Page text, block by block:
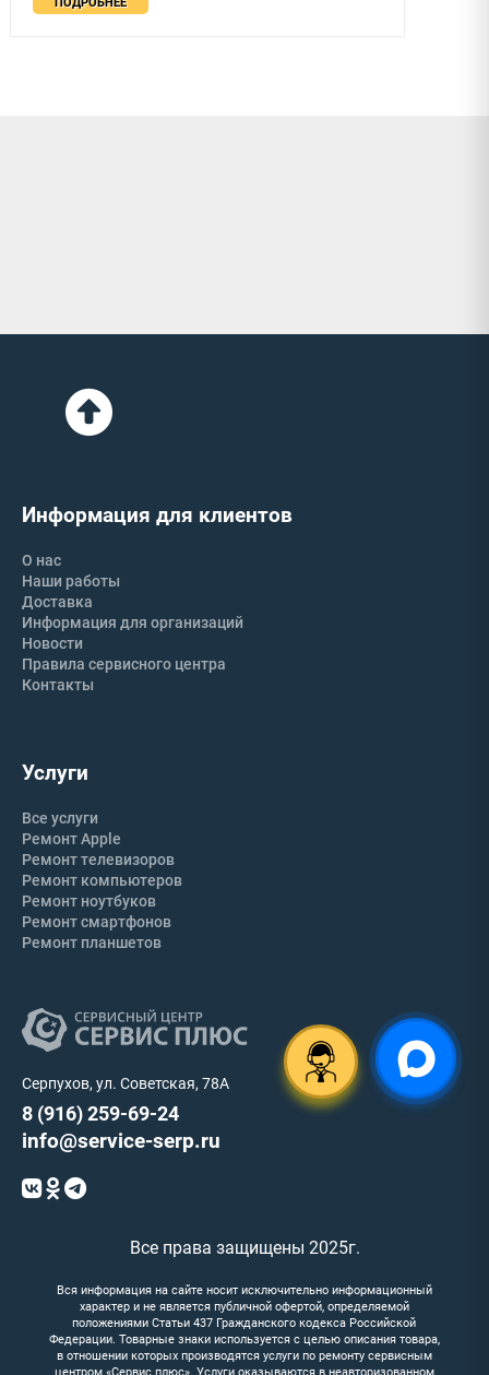
Серпухов, ул. Советская, 78А
8 (916) 259-69-24
info@service-serp.ru
Услуги
Все услуги
Ремонт Apple
Ремонт телевизоров
Ремонт компьютеров
Ремонт ноутбуков
Ремонт смартфонов
Ремонт планшетов
Информация для клиентов
О нас
Наши работы
Доставка
Информация для организаций
Новости
Правила сервисного центра
Контакты
Все права защищены 2025г.
Вся информация на сайте носит исключительно информационный
характер и не является публичной офертой, определяемой
положениями Статьи 437 Гражданского кодекса Российской
Федерации. Товарные знаки используется с целью описания товара,
в отношении которых производятся услуги по ремонту сервисным